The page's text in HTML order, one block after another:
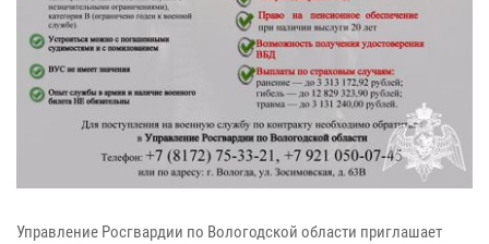
Управление Росгвардии по Вологодской области приглашает